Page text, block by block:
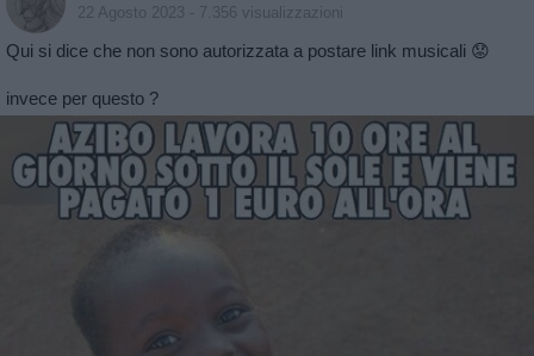
Post in cui hanno evocato schiavica
Post di schiavica in ordine cronologico
Post commentati da schiavica
22 Agosto 2023 - 7.356 visualizzazioni
Qui si dice che non sono autorizzata a postare link musicali 😟
invece per questo ?